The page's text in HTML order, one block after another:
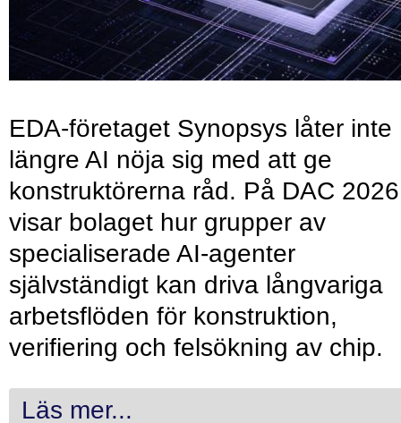
EDA-företaget Synopsys låter inte
längre AI nöja sig med att ge
konstruktörerna råd. På DAC 2026
visar bolaget hur grupper av
specialiserade AI-agenter
självständigt kan driva långvariga
arbetsflöden för konstruktion,
verifiering och felsökning av chip.
Läs mer...